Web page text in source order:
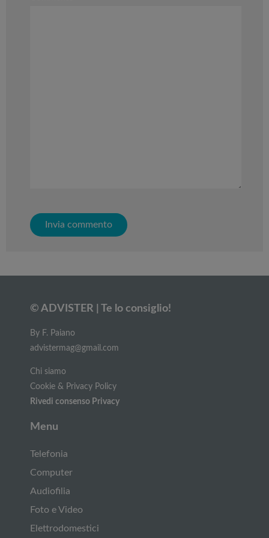
© ADVISTER | Te lo consiglio!
By F. Paiano
advistermag@gmail.com
Chi siamo
Cookie & Privacy Policy
Rivedi consenso Privacy
Menu
Telefonia
Computer
Audiofilia
Foto e Video
Elettrodomestici